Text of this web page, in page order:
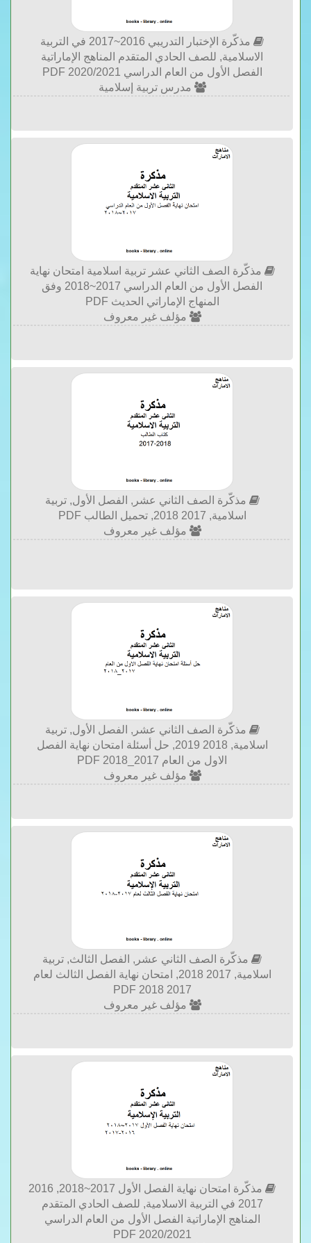
مذكّرة الإختبار التدريبي 2016~2017 في التربية
الاسلامية, للصف الحادي المتقدم المناهج الإماراتية
الفصل الأول من العام الدراسي 2020/2021 PDF
مدرس تربية إسلامية
مذكّرة الصف الثاني عشر تربية اسلامية امتحان نهاية
الفصل الأول من العام الدراسي 2017~2018 وفق
المنهاج الإماراتي الحديث PDF
مؤلف غير معروف
مذكّرة الصف الثاني عشر, الفصل الأول, تربية
اسلامية, 2017 2018, تحميل الطالب PDF
مؤلف غير معروف
مذكّرة الصف الثاني عشر, الفصل الأول, تربية
اسلامية, 2018 2019, حل أسئلة امتحان نهاية الفصل
الاول من العام 2017_2018 PDF
مؤلف غير معروف
مذكّرة الصف الثاني عشر, الفصل الثالث, تربية
اسلامية, 2017 2018, امتحان نهاية الفصل الثالث لعام
2017 2018 PDF
مؤلف غير معروف
مذكّرة امتحان نهاية الفصل الأول 2017~2018, 2016
2017 في التربية الاسلامية, للصف الحادي المتقدم
المناهج الإماراتية الفصل الأول من العام الدراسي
2020/2021 PDF